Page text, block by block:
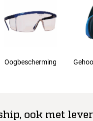
Oogbescherming
ook met